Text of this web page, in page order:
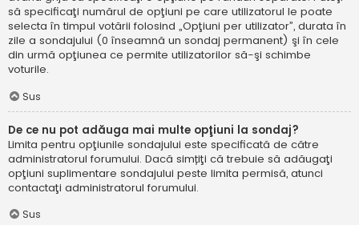
să specificaţi numărul de opţiuni pe care utilizatorul le poate
selecta în timpul votării folosind „Opţiuni per utilizator”, durata în
zile a sondajului (0 înseamnă un sondaj permanent) şi în cele
din urmă opţiunea ce permite utilizatorilor să-şi schimbe
voturile.
Sus
De ce nu pot adăuga mai multe opţiuni la sondaj?
Limita pentru opţiunile sondajului este specificată de către
administratorul forumului. Dacă simțiţi că trebuie să adăugaţi
opţiuni suplimentare sondajului peste limita permisă, atunci
contactaţi administratorul forumului.
Sus